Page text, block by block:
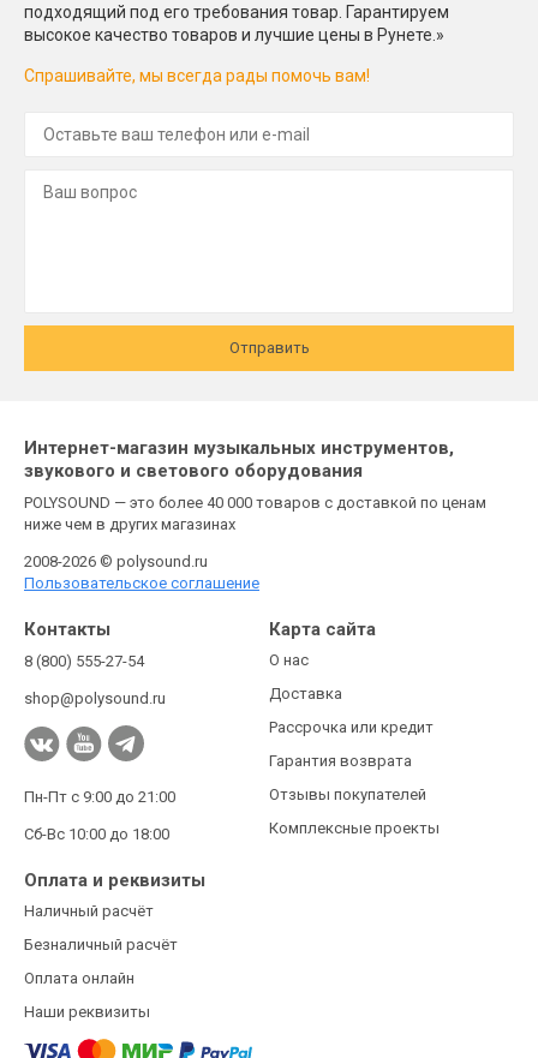
подходящий под его требования товар. Гарантируем
высокое качество товаров и лучшие цены в Рунете.»
Спрашивайте, мы всегда рады помочь вам!
Отправить
Интернет-магазин музыкальных инструментов,
звукового и светового оборудования
POLYSOUND — это более 40 000 товаров с доставкой по ценам
ниже чем в других магазинах
2008-2026 © polysound.ru
Пользовательское соглашение
Контакты
8 (800) 555-27-54
shop@polysound.ru
Пн-Пт с 9:00 до 21:00
Сб-Вс 10:00 до 18:00
Карта сайта
О нас
Доставка
Рассрочка или кредит
Гарантия возврата
Отзывы покупателей
Комплексные проекты
Оплата и реквизиты
Наличный расчёт
Безналичный расчёт
Оплата онлайн
Наши реквизиты